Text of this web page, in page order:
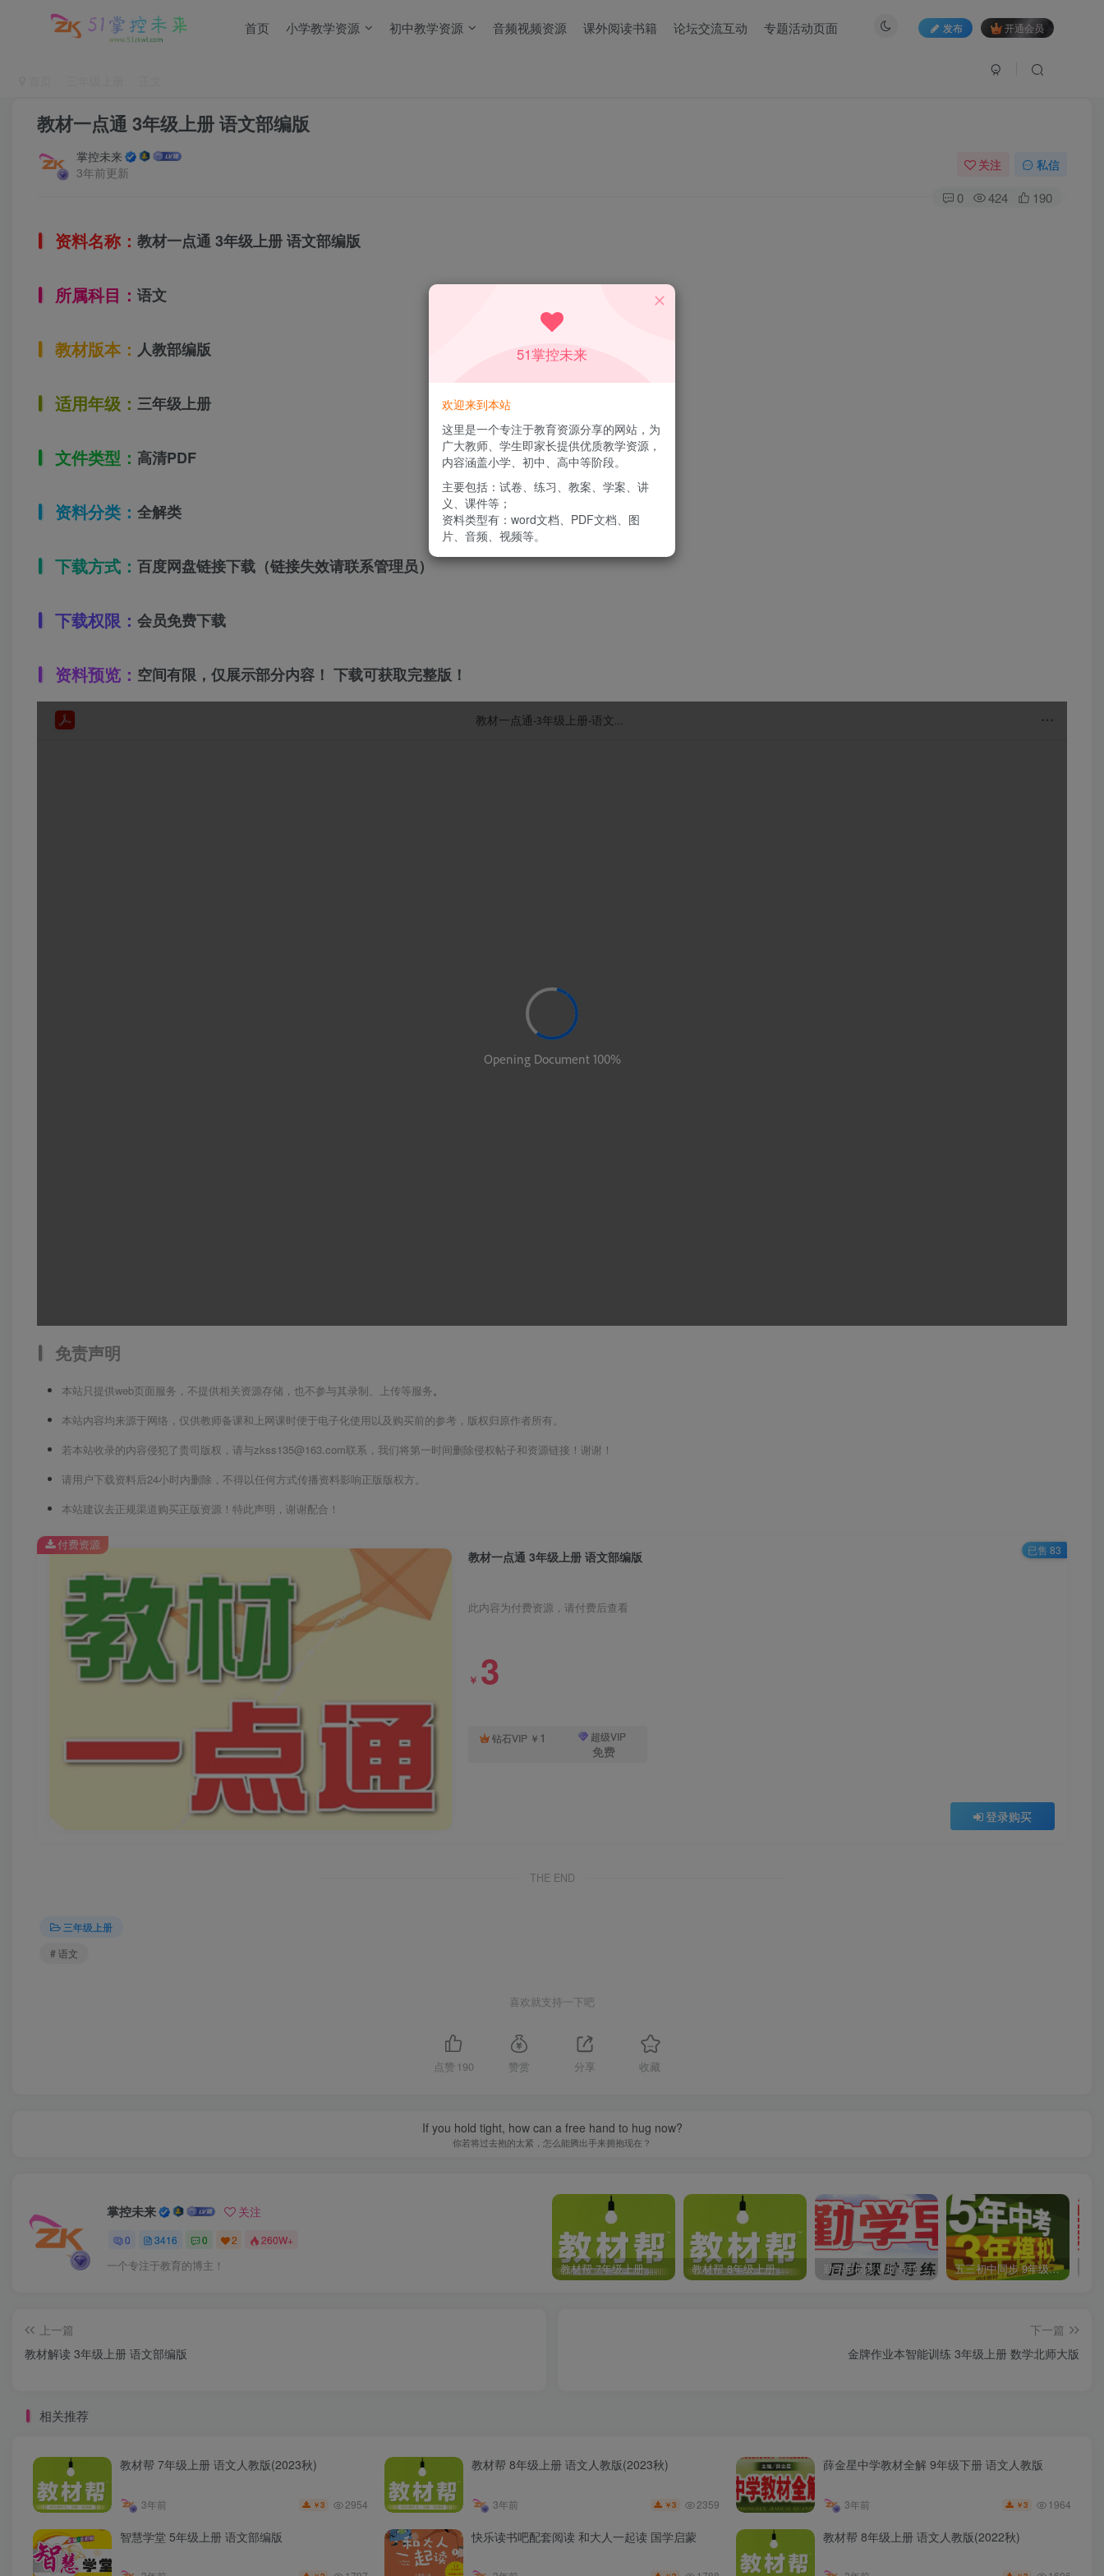
首页 小学教学资源 初中教学资源 音频视频资源 课外阅读书籍 论坛交流互动 专题活动页面 发布 开通会员
教材一点通 3年级上册 语文部编版
掌控未来
3年前更新
关注 私信
0 424 190
资料名称： 教材一点通 3年级上册 语文部编版
所属科目： 语文
教材版本： 人教部编版
适用年级： 三年级上册
文件类型： 高清PDF
资料分类： 全解类
下载方式： 百度网盘链接下载（链接失效请联系管理员）
下载权限： 会员免费下载
资料预览： 空间有限，仅展示部分内容！ 下载可获取完整版！
免责声明
本站只提供web页面服务，不提供相关资源存储，也不参与其录制、上传等服务。
本站内容均来源于网络，仅供教师备课和上网课时便于电子化使用以及购买前的参考，版权归原作者所有。
若本站收录的内容侵犯了贵司版权，请与zkss135@163.com联系，我们将第一时间删除侵权帖子和资源链接！谢谢！
请用户下载资料后24小时内删除，不得以任何方式传播资料影响正版版权方。
本站建议去正规渠道购买正版资源！特此声明，谢谢配合！
教材一点通 3年级上册 语文部编版
此内容为付费资源，请付费后查看
￥ 3
钻石VIP ￥ 1 超级VIP
免费
登录购买
付费资源 已售 83
THE END
三年级上册
# 语文
喜欢就支持一下吧
点赞 190 赞赏 分享 收藏
If you hold tight, how can a free hand to hug now?
你若将过去抱的太紧，怎么能腾出手来拥抱现在？
掌控未来 关注
0 3416 0 2 260W+
一个专注于教育的博主！ 教材帮 7年级上册 语文人教版(2023秋) 教材帮 8年级上册 语文人教版(2023秋) 勤学早同步课时导练 数学人教版 7年级上册 五三初中同步 9年级上册 数学人教版(2023版)
上一篇
教材解读 3年级上册 语文部编版
下一篇
金牌作业本智能训练 3年级上册 数学北师大版
相关推荐
教材帮 7年级上册 语文人教版(2023秋)
3年前 ￥3 2954
教材帮 8年级上册 语文人教版(2023秋)
3年前 ￥3 2359
薛金星中学教材全解 9年级下册 语文人教版
3年前 ￥3 1964
智慧学堂 5年级上册 语文部编版 快乐读书吧配套阅读 和大人一起读 国学启蒙 教材帮 8年级上册 语文人教版(2022秋)
51掌控未来
欢迎来到本站
这里是一个专注于教育资源分享的网站，为
广大教师、学生即家长提供优质教学资源，
内容涵盖小学、初中、高中等阶段。
主要包括：试卷、练习、教案、学案、讲
义、课件等；
资料类型有：word文档、PDF文档、图
片、音频、视频等。